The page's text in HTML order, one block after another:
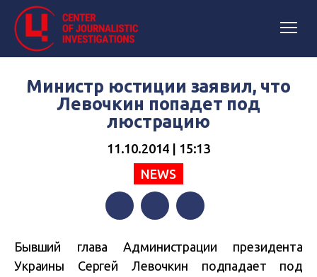
Министр юстиции заявил, что
Левочкин попадет под
люстрацию
11.10.2014 | 15:13
NEWS
Бывший глава Администрации президента
Украины Сергей Левочкин подпадает под